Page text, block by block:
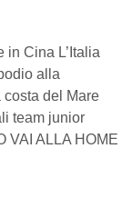
in Cina L’Italia
alla
del Mare
team junior
VAI ALLA HOME